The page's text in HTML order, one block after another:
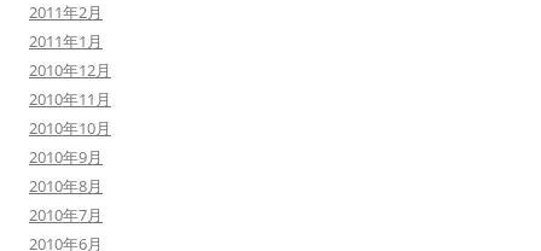
2011年2月
2011年1月
2010年12月
2010年11月
2010年10月
2010年9月
2010年8月
2010年7月
2010年6月